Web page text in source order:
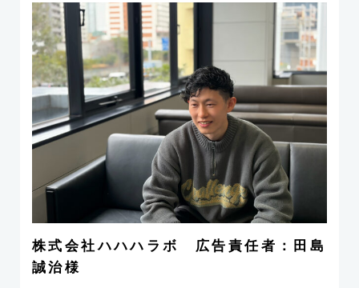
株式会社ハハハラボ 広告責任者：田島
誠治様